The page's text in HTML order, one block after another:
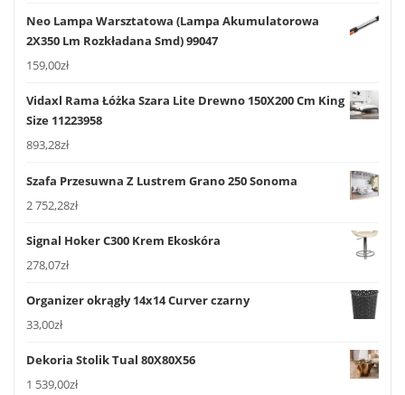
Neo Lampa Warsztatowa (Lampa Akumulatorowa
2X350 Lm Rozkładana Smd) 99047
159,00zł
Vidaxl Rama Łóżka Szara Lite Drewno 150X200 Cm King
Size 11223958
893,28zł
Szafa Przesuwna Z Lustrem Grano 250 Sonoma
2 752,28zł
Signal Hoker C300 Krem Ekoskóra
278,07zł
Organizer okrągły 14x14 Curver czarny
33,00zł
Dekoria Stolik Tual 80X80X56
1 539,00zł